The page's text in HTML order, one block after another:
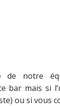
de notre
bar mais si
ou si vous